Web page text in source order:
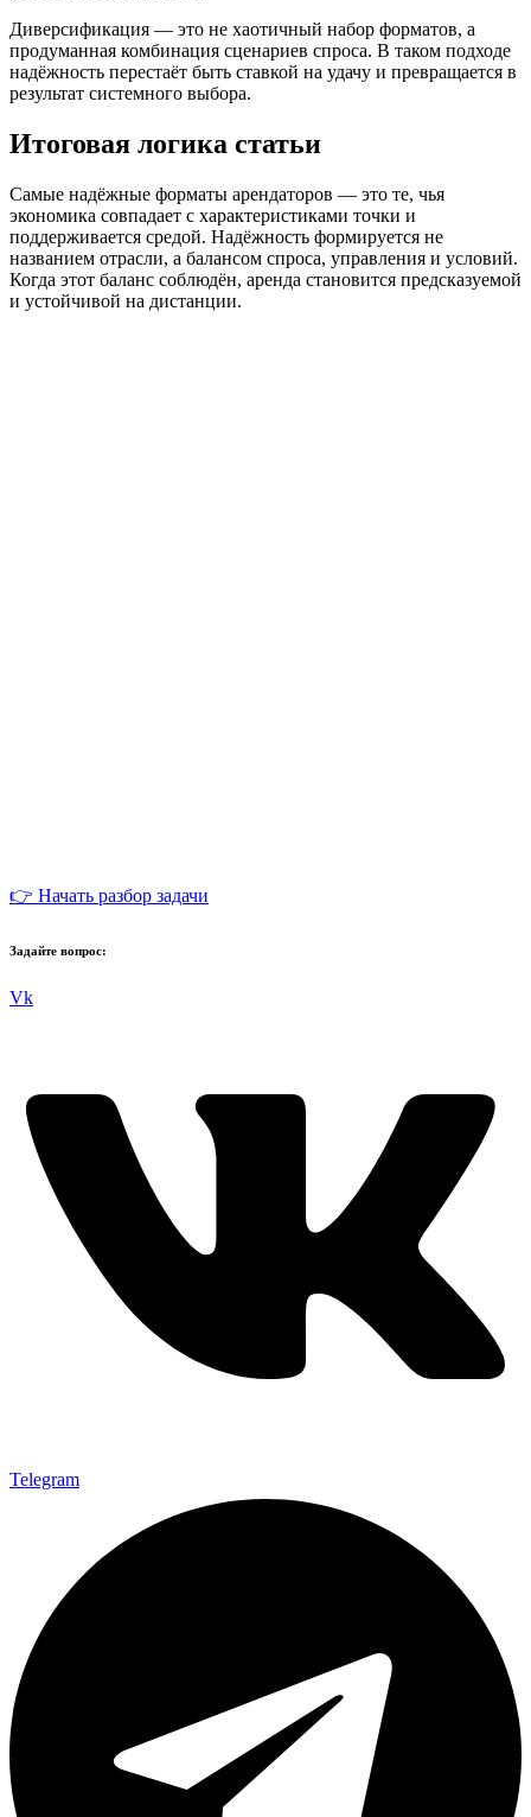
Диверсификация — это не хаотичный набор форматов, а
продуманная комбинация сценариев спроса. В таком подходе
надёжность перестаёт быть ставкой на удачу и превращается в
результат системного выбора.
Итоговая логика статьи
Самые надёжные форматы арендаторов — это те, чья
экономика совпадает с характеристиками точки и
поддерживается средой. Надёжность формируется не
названием отрасли, а балансом спроса, управления и условий.
Когда этот баланс соблюдён, аренда становится предсказуемой
и устойчивой на дистанции.
👉 Начать разбор задачи
Задайте вопрос:
Vk
Telegram